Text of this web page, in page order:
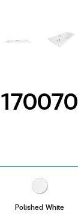
Polished White